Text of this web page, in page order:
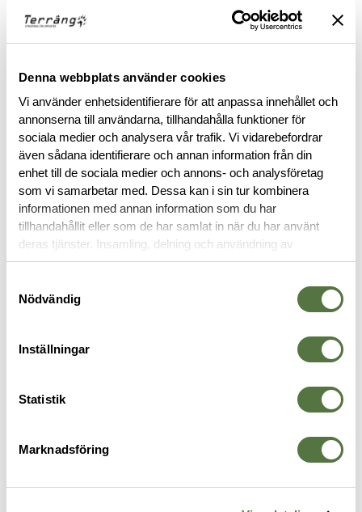
Denna webbplats använder cookies
Vi använder enhetsidentifierare för att anpassa innehållet och
annonserna till användarna, tillhandahålla funktioner för
sociala medier och analysera vår trafik. Vi vidarebefordrar
även sådana identifierare och annan information från din
enhet till de sociala medier och annons- och analysföretag
som vi samarbetar med. Dessa kan i sin tur kombinera
informationen med annan information som du har
tillhandahållit eller som de har samlat in när du har använt
deras tjänster. Insamling, delning och användning av
personuppgifter kan användas för personalisering av
Nödvändig
Inställningar
Statistik
Marknadsföring
Läs mer
BESKRIVNING
RECENSIONER
OM VARUMÄRKET
STRIDSBÄLTEN
Raze Belt Multicam
Combat Belt Black Large-X-